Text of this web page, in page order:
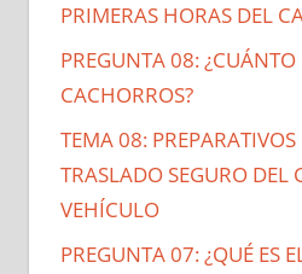
PRIMERAS HORAS DEL
PREGUNTA 08:
CACHORROS?
TEMA 08: PREPARATIVOS
TRASLADO SEGURO DEL
VEHÍCULO
PREGUNTA 07: ¿QUÉ ES